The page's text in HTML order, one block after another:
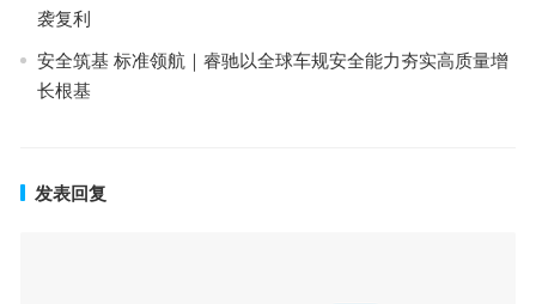
袭复利
安全筑基 标准领航｜睿驰以全球车规安全能力夯实高质量增
长根基
发表回复